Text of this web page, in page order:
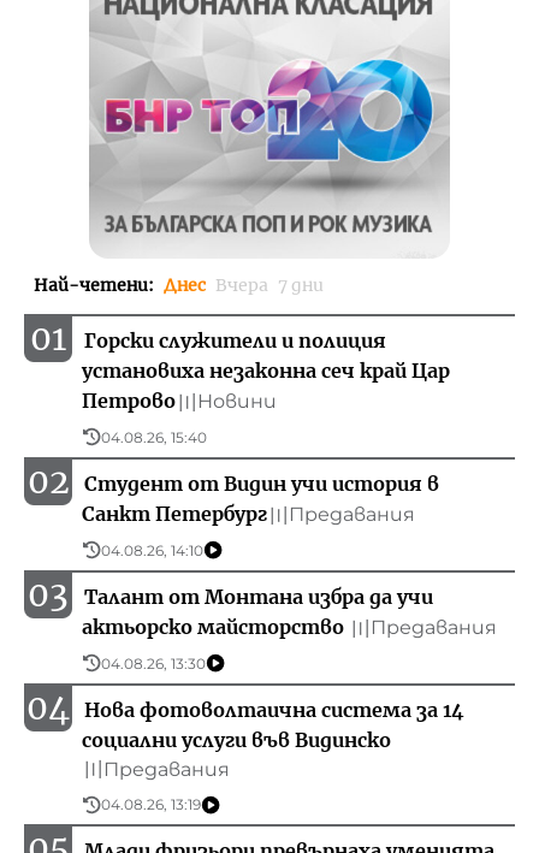
Най-четени: Днес Вчера 7 дни
01
Горски служители и полиция
установиха незаконна сеч край Цар
Петрово〣 Новини
04.08.26, 15:40
02
Студент от Видин учи история в
Санкт Петербург〣 Предавания
04.08.26, 14:10
03
Талант от Монтана избра да учи
актьорско майсторство 〣 Предавания
04.08.26, 13:30
04 Нова фотоволтаична система за 14
социални услуги във Видинско
〣 Предавания
04.08.26, 13:19